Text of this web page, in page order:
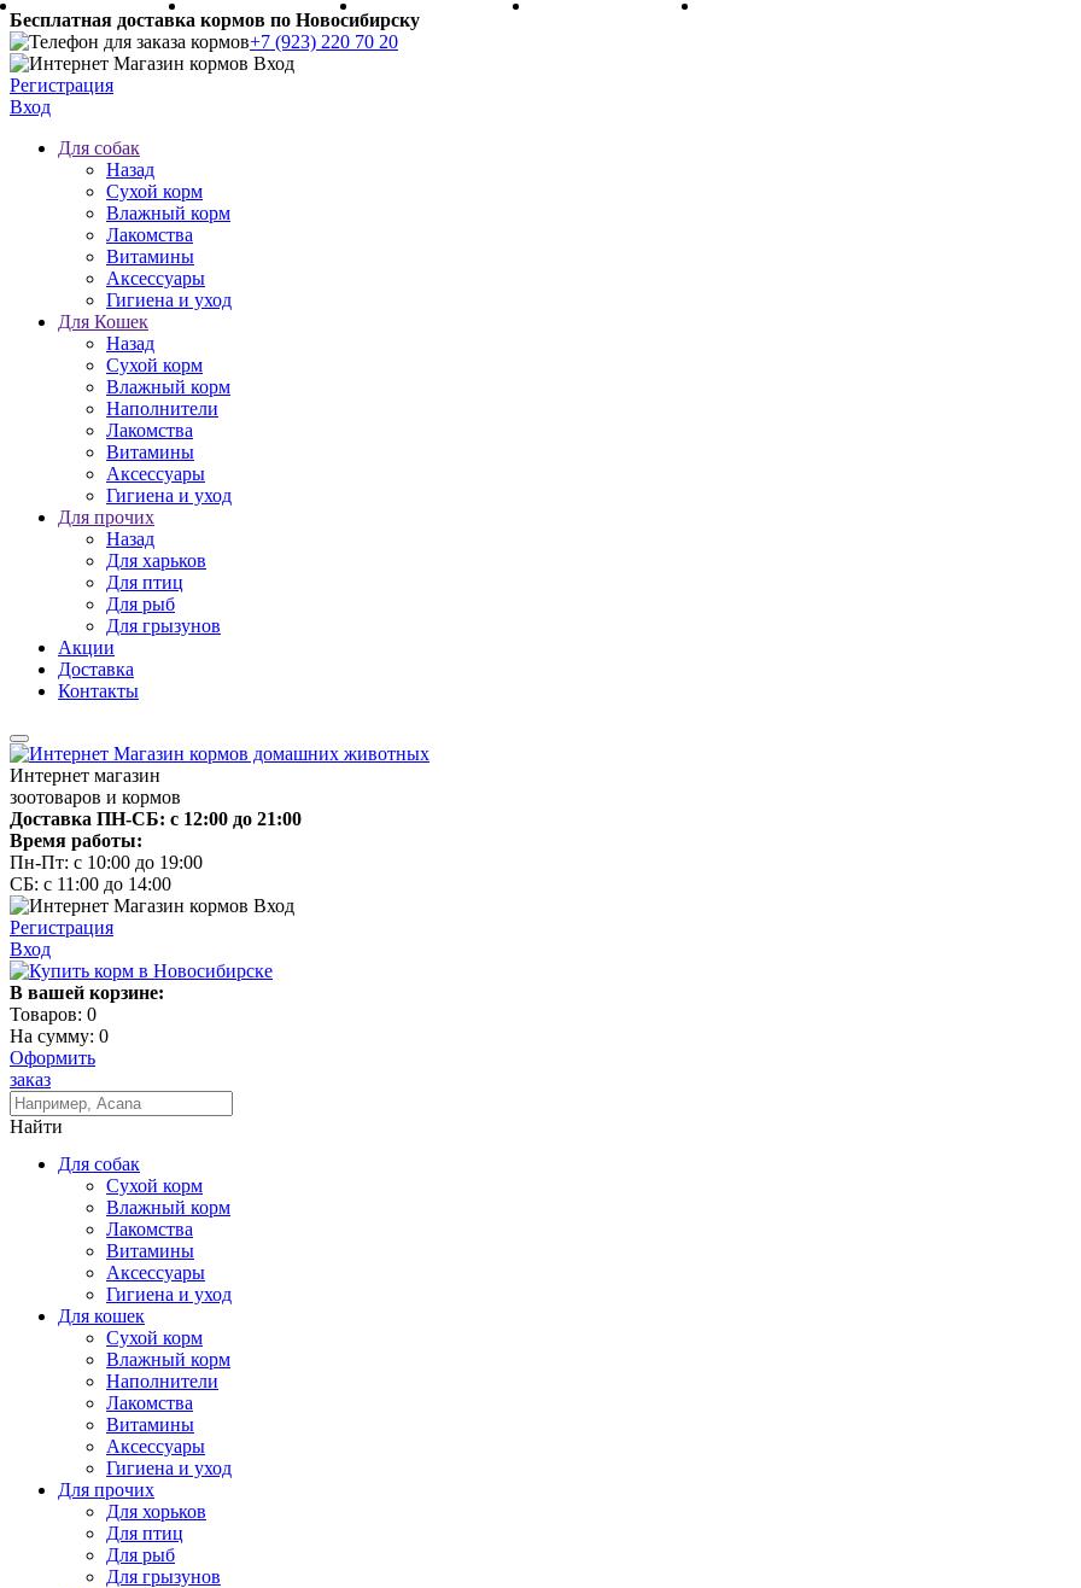
Бесплатная доставка кормов по Новосибирску
+7 (923) 220 70 20
Регистрация
Вход
Для собак
Назад
Сухой корм
Влажный корм
Лакомства
Витамины
Аксессуары
Гигиена и уход
Для Кошек
Назад
Сухой корм
Влажный корм
Наполнители
Лакомства
Витамины
Аксессуары
Гигиена и уход
Для прочих
Назад
Для харьков
Для птиц
Для рыб
Для грызунов
Акции
Доставка
Контакты
Интернет магазин
зоотоваров и кормов
Доставка ПН-СБ: с 12:00 до 21:00
Время работы:
Пн-Пт: с 10:00 до 19:00
СБ: с 11:00 до 14:00
Регистрация
Вход
В вашей корзине:
Товаров: 0
На сумму: 0
Оформить
заказ
Найти
Для собак
Сухой корм
Влажный корм
Лакомства
Витамины
Аксессуары
Гигиена и уход
Для кошек
Сухой корм
Влажный корм
Наполнители
Лакомства
Витамины
Аксессуары
Гигиена и уход
Для прочих
Для хорьков
Для птиц
Для рыб
Для грызунов